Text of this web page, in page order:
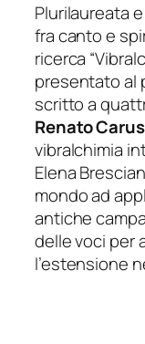
Plurilaureata
fra canto e
ricerca
presentato al
scritto a
Renato
vibralchimia
Elena
mondo ad
antiche
delle voci per
l’estensione